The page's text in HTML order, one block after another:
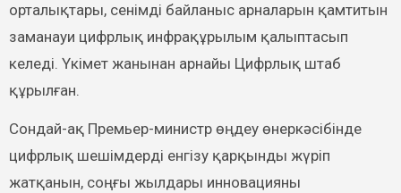
орталықтары, сенімді байланыс арналарын қамтитын
заманауи цифрлық инфрақұрылым қалыптасып
келеді. Үкімет жанынан арнайы Цифрлық штаб
құрылған.
Сондай-ақ Премьер-министр өңдеу өнеркәсібінде
цифрлық шешімдерді енгізу қарқынды жүріп
жатқанын, соңғы жылдары инновацияны